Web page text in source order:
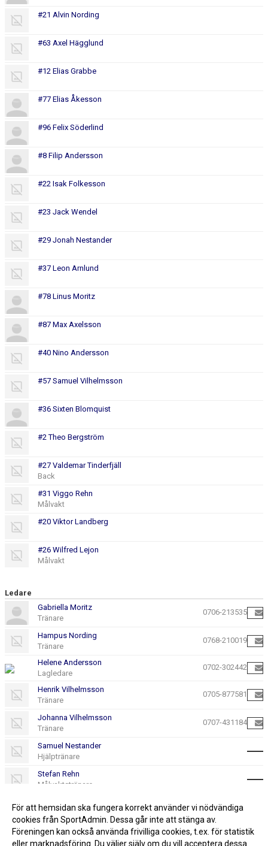
#21 Alvin Nording
#63 Axel Hägglund
#12 Elias Grabbe
#77 Elias Åkesson
#96 Felix Söderlind
#8 Filip Andersson
#22 Isak Folkesson
#23 Jack Wendel
#29 Jonah Nestander
#37 Leon Arnlund
#78 Linus Moritz
#87 Max Axelsson
#40 Nino Andersson
#57 Samuel Vilhelmsson
#36 Sixten Blomquist
#2 Theo Bergström
#27 Valdemar Tinderfjäll
Back
#31 Viggo Rehn
Målvakt
#20 Viktor Landberg
#26 Wilfred Lejon
Målvakt
Ledare
Gabriella Moritz
Tränare
0706-213535
Hampus Nording
Tränare
0768-210019
Helene Andersson
Lagledare
0702-302442
Henrik Vilhelmsson
Tränare
0705-877581
Johanna Vilhelmsson
Tränare
0707-431184
Samuel Nestander
Hjälptränare
Stefan Rehn
Målvaktstränare
#28 Wille Husing
Videoanalys
För att hemsidan ska fungera korrekt använder vi nödvändiga
cookies från SportAdmin. Dessa går inte att stänga av.
Föreningen kan också använda frivilliga cookies, t.ex. för statistik
eller marknadsföring. Du väljer själv om du vill acceptera dessa.